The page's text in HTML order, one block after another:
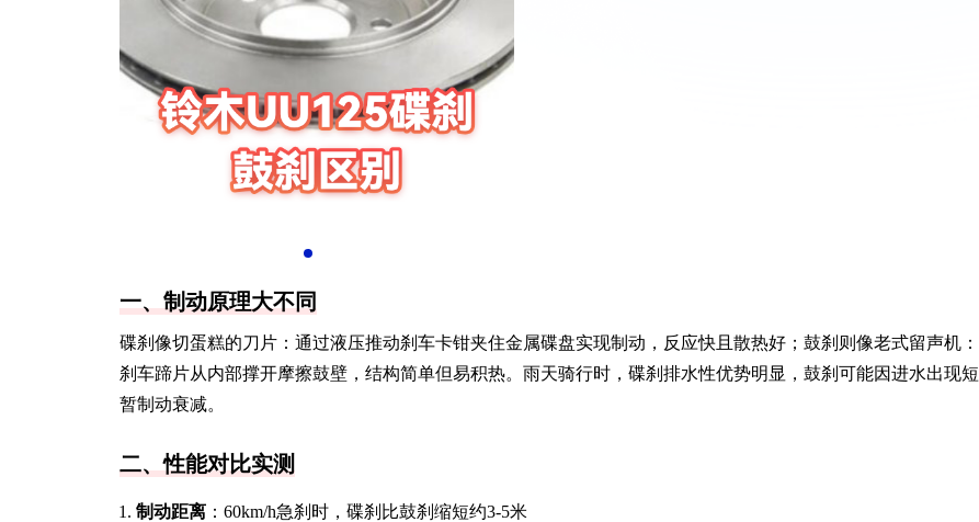
一、制动原理大不同
碟刹像切蛋糕的刀片：通过液压推动刹车卡钳夹住金属碟盘实现制动，反应快且散热好；鼓刹则像老式留声机：
刹车蹄片从内部撑开摩擦鼓壁，结构简单但易积热。雨天骑行时，碟刹排水性优势明显，鼓刹可能因进水出现短
暂制动衰减。
二、性能对比实测
制动距离 ：60km/h急刹时，碟刹比鼓刹缩短约3-5米